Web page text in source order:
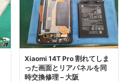
Xiaomi 14T Pro 割れてしま
った画面とリアパネルを同
時交換修理 – 大阪